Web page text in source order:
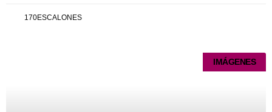
170ESCALONES
IMÁGENES